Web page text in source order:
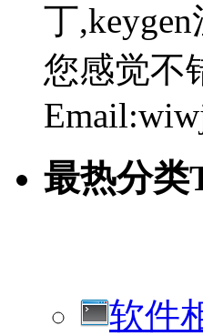
丁
您感觉不
最热分类
软件